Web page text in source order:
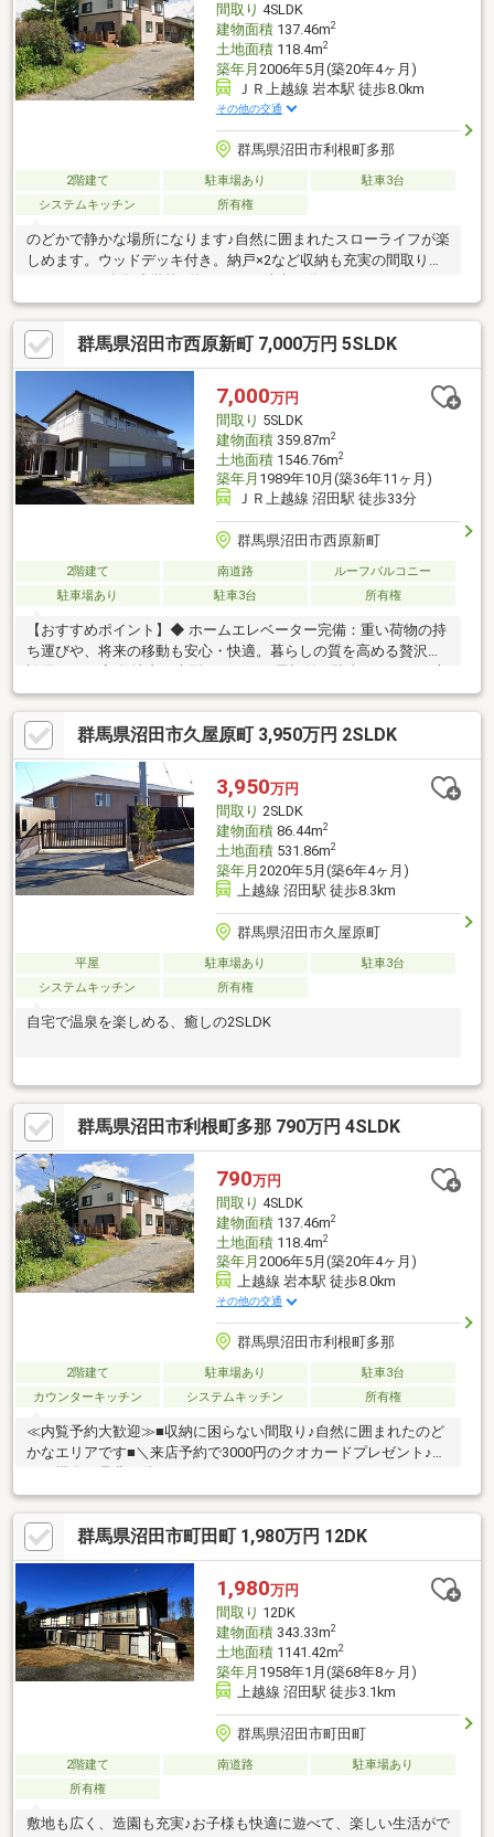
間取り 4SLDK
建物面積137.46m2
土地面積118.4m2
築年月 2006年5月(築20年4ヶ月)
ＪＲ上越線 岩本駅 徒歩8.0km
その他の交通
群馬県沼田市利根町多那
2階建て 駐車場あり
駐車3台
システムキッチン
所有権
のどかで静かな場所になります♪自然に囲まれたスローライフが楽
しめます。ウッドデッキ付き。納戸×2など収納も充実の間取りに
なります。■多那小学校…約1600ｍ（徒歩22分）
━━━━━━━━━━━━━━━━━━━━ 伊勢崎発、群馬県
全域へ。『ビューハウス』
━━━━━━━━━━━━━━━━━━━━ ＼営業時間外
でも対応致します／ ≪営業時間≫ 9:00～19:00 .・♪キッ
ズスペース有◎お子様連れも大歓迎♪・.
群馬県沼田市西原新町 7,000万円 5SLDK
7,000万円
間取り 5SLDK
建物面積359.87m2
土地面積1546.76m2
築年月 1989年10月(築36年11ヶ月)
ＪＲ上越線 沼田駅 徒歩33分
群馬県沼田市西原新町
2階建て 南道路
ルーフバルコニー
駐車場あり
駐車3台 所有権
【おすすめポイント】◆ ホームエレベーター完備：重い荷物の持
ち運びや、将来の移動も安心・快適。暮らしの質を高める贅沢な
切なお車やバイクを天候から守るシャッター付き大型ガレージ。
複数台の駐車もゆったり可能です。◆ 開放感ある上質な室内：
広々としたLDK、2人同時に使える贅沢なワイド洗面台、ゆったり
寛げる大型浴槽など、ワンランク上の仕様。【充実の周辺環
境】・沼田小学校：約1400ｍ（徒歩18分）・沼田西中学校：約
500ｍ（徒歩7分）・フレッセイ沼田栄町店：約1.5km（お車4分）
毎日のお買い物や通学にも便利な好立地です！
群馬県沼田市久屋原町 3,950万円 2SLDK
3,950万円
間取り 2SLDK
建物面積86.44m2
土地面積531.86m2
築年月 2020年5月(築6年4ヶ月)
上越線 沼田駅 徒歩8.3km
群馬県沼田市久屋原町
平屋 駐車場あり
駐車3台
システムキッチン
所有権
自宅で温泉を楽しめる、癒しの2SLDK
群馬県沼田市利根町多那 790万円 4SLDK
790万円
間取り 4SLDK
建物面積137.46m2
土地面積118.4m2
築年月 2006年5月(築20年4ヶ月)
上越線 岩本駅 徒歩8.0km
その他の交通
群馬県沼田市利根町多那
2階建て 駐車場あり
駐車3台
カウンターキッチン
システムキッチン 所有権
≪内覧予約大歓迎≫■収納に困らない間取り♪自然に囲まれたのど
かなエリアです■＼来店予約で3000円のクオカードプレゼント♪／
群馬県沼田市町田町 1,980万円 12DK
1,980万円
間取り 12DK
建物面積343.33m2
土地面積1141.42m2
築年月 1958年1月(築68年8ヶ月)
上越線 沼田駅 徒歩3.1km
群馬県沼田市町田町
2階建て 南道路
駐車場あり
所有権
敷地も広く、造園も充実♪お子様も快適に遊べて、楽しい生活がで